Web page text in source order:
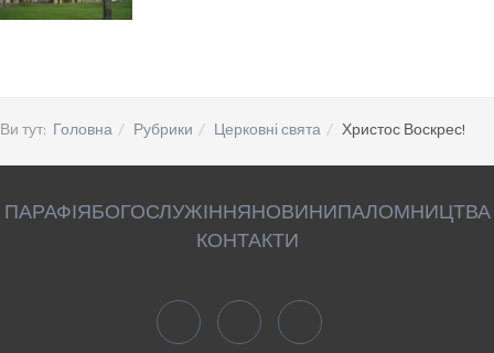
Ви тут: Головна Рубрики Церковні свята Христос Воскрес!
ПАРАФІЯБОГОСЛУЖІННЯНОВИНИПАЛОМНИЦТВА
КОНТАКТИ